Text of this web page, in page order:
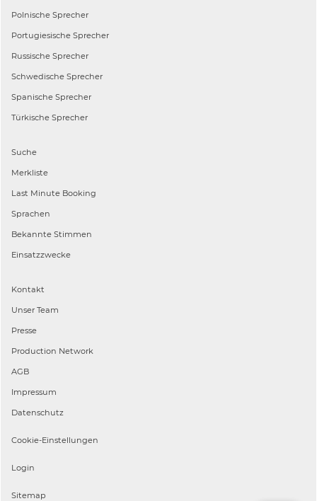
Polnische Sprecher
Portugiesische Sprecher
Russische Sprecher
Schwedische Sprecher
Spanische Sprecher
Türkische Sprecher
Suche
Merkliste
Last Minute Booking
Sprachen
Bekannte Stimmen
Einsatzzwecke
Kontakt
Unser Team
Presse
Production Network
AGB
Impressum
Datenschutz
Cookie-Einstellungen
Login
Sitemap